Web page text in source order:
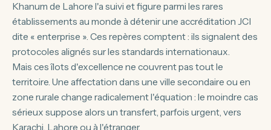
Khanum de Lahore l'a suivi et figure parmi les rares
établissements au monde à détenir une accréditation JCI
dite « enterprise ». Ces repères comptent : ils signalent des
protocoles alignés sur les standards internationaux.
Mais ces îlots d'excellence ne couvrent pas tout le
territoire. Une affectation dans une ville secondaire ou en
zone rurale change radicalement l'équation : le moindre cas
sérieux suppose alors un transfert, parfois urgent, vers
Karachi, Lahore ou à l'étranger.